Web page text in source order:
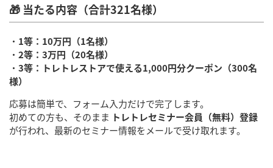
🎁 当たる内容（合計321名様）
・ 1等：10万円（1名様）
・ 2等：3万円（20名様）
・ 3等：トレトレストアで使える1,000円分クーポン（300名
様）
応募は簡単で、フォーム入力だけで完了します。
初めての方も、そのまま トレトレセミナー会員（無料）登録
が行われ、最新のセミナー情報をメールで受け取れます。